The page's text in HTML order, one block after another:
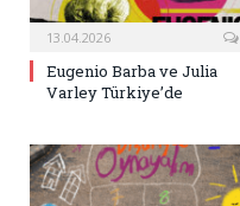
13.04.2026
Eugenio Barba ve Julia
Varley Türkiye’de